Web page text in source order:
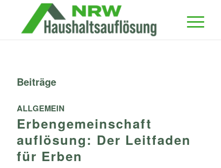
Beiträge
ALLGEMEIN
Erbengemeinschaft
auflösung: Der Leitfaden
für Erben